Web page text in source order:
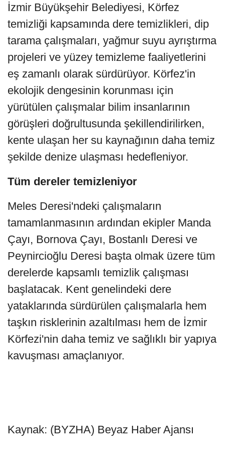
İzmir Büyükşehir Belediyesi, Körfez
temizliği kapsamında dere temizlikleri, dip
tarama çalışmaları, yağmur suyu ayrıştırma
projeleri ve yüzey temizleme faaliyetlerini
eş zamanlı olarak sürdürüyor. Körfez'in
ekolojik dengesinin korunması için
yürütülen çalışmalar bilim insanlarının
görüşleri doğrultusunda şekillendirilirken,
kente ulaşan her su kaynağının daha temiz
şekilde denize ulaşması hedefleniyor.
Tüm dereler temizleniyor
Meles Deresi'ndeki çalışmaların
tamamlanmasının ardından ekipler Manda
Çayı, Bornova Çayı, Bostanlı Deresi ve
Peynircioğlu Deresi başta olmak üzere tüm
derelerde kapsamlı temizlik çalışması
başlatacak. Kent genelindeki dere
yataklarında sürdürülen çalışmalarla hem
taşkın risklerinin azaltılması hem de İzmir
Körfezi'nin daha temiz ve sağlıklı bir yapıya
kavuşması amaçlanıyor.
Kaynak: (BYZHA) Beyaz Haber Ajansı